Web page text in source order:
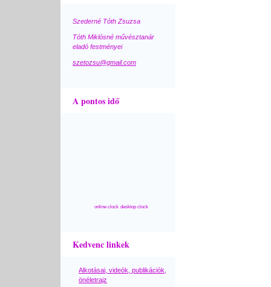
Szederné Tóth Zsuzsa
Tóth Miklósné művésztanár
eladó festményei
szetozsu@gmail.com
A pontos idő
online clock desktop clock
Kedvenc linkek
Alkotásai, videók, publikációk,
önéletrajz